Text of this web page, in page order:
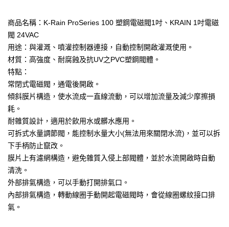
商品名稱：K-Rain ProSeries 100 塑鋼電磁閥1吋、KRAIN 1吋電磁
閥 24VAC
用途：與灌溉、噴灌控制器連接，自動控制開啟灌溉使用。
材質：高強度、耐腐蝕及抗UV之PVC塑鋼閥體。
特點：
常閉式電磁閥，通電後開啟。
傾斜膜片構造，使水流成一直線流動，可以增加流量及減少摩擦損
耗。
耐雜質設計，適用於飲用水或髒水應用。
可拆式水量調節閥，能控制水量大小(無法用來關閉水流)，並可以拆
下手柄防止竄改。
膜片上有濾網構造，避免雜質入侵上部閥體，並於水流開啟時自動
清洗。
外部排氣構造，可以手動打開排氣口。
內部排氣構造，轉動線圈手動開起電磁閥時，會從線圈螺紋接口排
氣。